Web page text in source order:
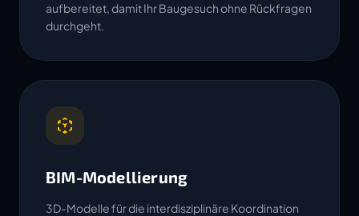
aufbereitet, damit Ihr Baugesuch ohne Rückfragen
durchgeht.
BIM-Modellierung
3D-Modelle für die interdisziplinäre Koordination